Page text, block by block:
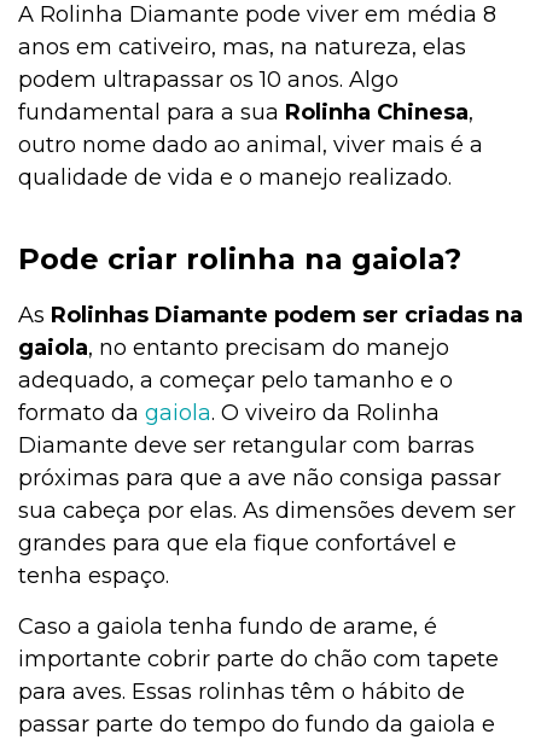
Exóticos e Silvestres
Curiosidades
Curiosidades
Curiosidades
Curiosidades
Cultivo e Manutenção
A Rolinha Diamante pode viver em média 8
anos em cativeiro, mas, na natureza, elas
podem ultrapassar os 10 anos. Algo
fundamental para a sua Rolinha Chinesa,
outro nome dado ao animal, viver mais é a
qualidade de vida e o manejo realizado.
Pode criar rolinha na gaiola?
As Rolinhas Diamante podem ser criadas na
gaiola, no entanto precisam do manejo
adequado, a começar pelo tamanho e o
formato da gaiola. O viveiro da Rolinha
Diamante deve ser retangular com barras
próximas para que a ave não consiga passar
sua cabeça por elas. As dimensões devem ser
grandes para que ela fique confortável e
tenha espaço.
Caso a gaiola tenha fundo de arame, é
importante cobrir parte do chão com tapete
para aves. Essas rolinhas têm o hábito de
passar parte do tempo do fundo da gaiola e